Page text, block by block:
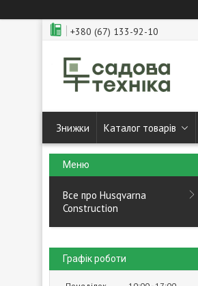
+380 (67) 133-92-10
Знижки Каталог товарів
Все про Husqvarna
Construction
Графік роботи